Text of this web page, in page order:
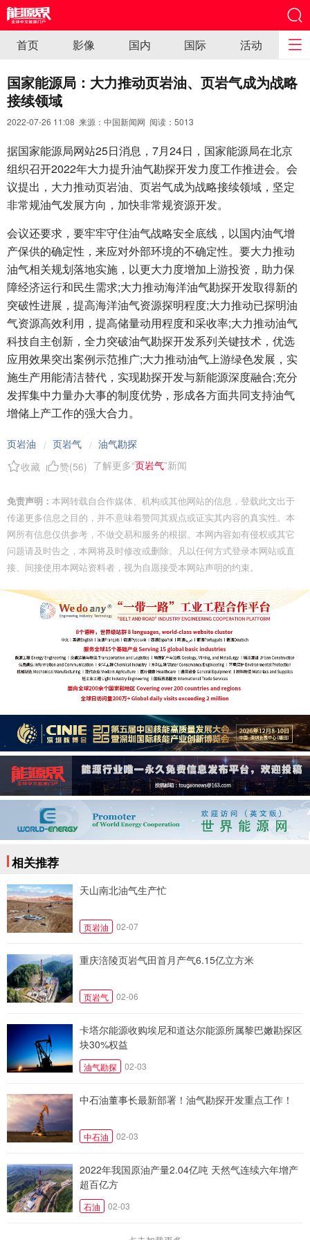
首页 影像 国内 国际 活动
国家能源局：大力推动页岩油、页岩气成为战略
接续领域
2022-07-26 11:08 来源：中国新闻网 阅读： 5013
据国家能源局网站25日消息，7月24日，国家能源局在北京
组织召开2022年大力提升油气勘探开发力度工作推进会。会
议提出，大力推动页岩油、页岩气成为战略接续领域，坚定
非常规油气发展方向，加快非常规资源开发。
会议还要求，要牢牢守住油气战略安全底线，以国内油气增
产保供的确定性，来应对外部环境的不确定性。要大力推动
油气相关规划落地实施，以更大力度增加上游投资，助力保
障经济运行和民生需求;大力推动海洋油气勘探开发取得新的
突破性进展，提高海洋油气资源探明程度;大力推动已探明油
气资源高效利用，提高储量动用程度和采收率;大力推动油气
科技自主创新，全力突破油气勘探开发系列关键技术，优选
应用效果突出案例示范推广;大力推动油气上游绿色发展，实
施生产用能清洁替代，实现勘探开发与新能源深度融合;充分
发挥集中力量办大事的制度优势，形成各方面共同支持油气
增储上产工作的强大合力。
页岩油 / 页岩气 / 油气勘探
收藏
赞(56) 了解更多“页岩气”新闻
免责声明： 本网转载自合作媒体、机构或其他网站的信息，登载此文出于
传递更多信息之目的，并不意味着赞同其观点或证实其内容的真实性。本
网所有信息仅供参考，不做交易和服务的根据。本网内容如有侵权或其它
问题请及时告之，本网将及时修改或删除。凡以任何方式登录本网站或直
接、间接使用本网站资料者，视为自愿接受本网站声明的约束。
相关推荐
天山南北油气生产忙
页岩油 02-07
重庆涪陵页岩气田首月产气6.15亿立方米
页岩气 02-06
卡塔尔能源收购埃尼和道达尔能源所属黎巴嫩勘探区
块30%权益
油气勘探 02-03
中石油董事长最新部署！油气勘探开发重点工作！
中石油 02-03
2022年我国原油产量2.04亿吨 天然气连续六年增产
超百亿方
石油 02-03